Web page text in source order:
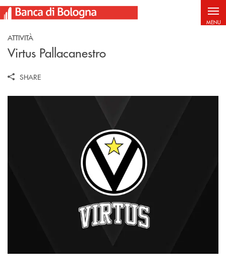
Salta al contenuto principale
MENU
ATTIVITÀ
Virtus Pallacanestro
SHARE